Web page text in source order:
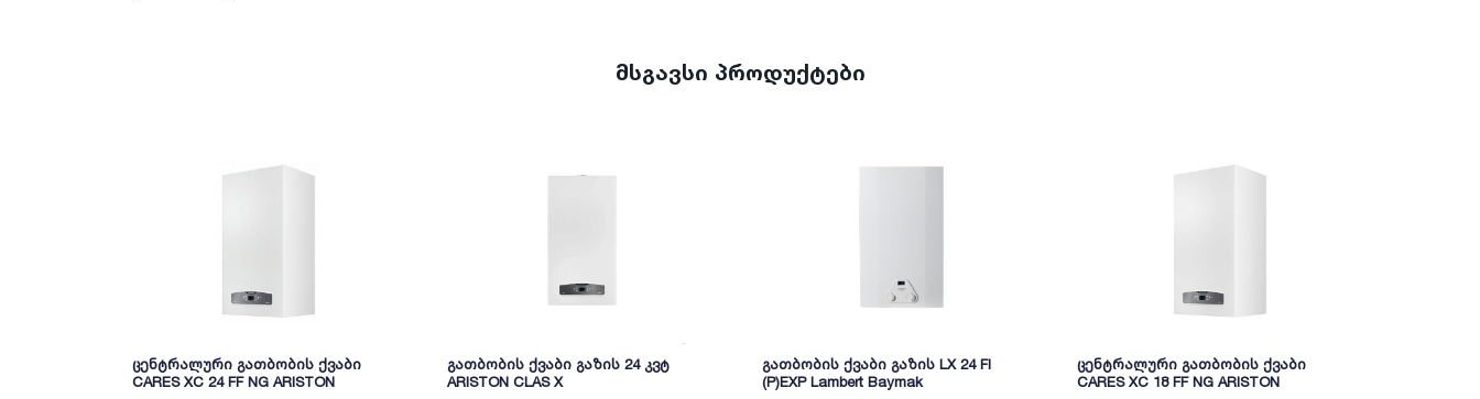
მსგავსი პროდუქტები
ცენტრალური გათბობის ქვაბი
CARES XC 24 FF NG ARISTON
გათბობის ქვაბი გაზის 24 კვტ
ARISTON CLAS X
გათბობის ქვაბი გაზის LX 24 FI
(P)EXP Lambert Baymak
ცენტრალური გათბობის ქვაბი
CARES XC 18 FF NG ARISTON